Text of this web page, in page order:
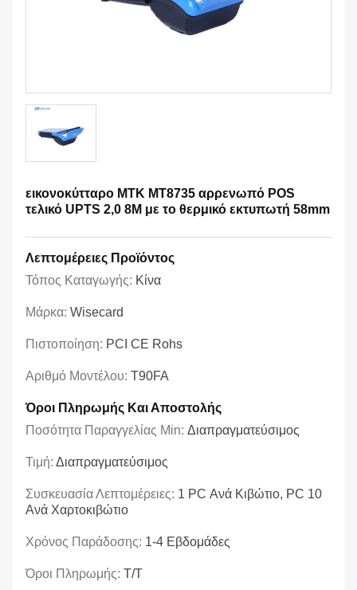
εικονοκύτταρο MTK MT8735 αρρενωπό POS
τελικό UPTS 2,0 8M με το θερμικό εκτυπωτή 58mm
Λεπτομέρειες Προϊόντος
Τόπος Καταγωγής: Κίνα
Μάρκα: Wisecard
Πιστοποίηση: PCI CE Rohs
Αριθμό Μοντέλου: T90FA
Όροι Πληρωμής Και Αποστολής
Ποσότητα Παραγγελίας Min: Διαπραγματεύσιμος
Τιμή: Διαπραγματεύσιμος
Συσκευασία Λεπτομέρειες: 1 PC Ανά Κιβώτιο, PC 10
Ανά Χαρτοκιβώτιο
Χρόνος Παράδοσης: 1-4 Εβδομάδες
Όροι Πληρωμής: T/T